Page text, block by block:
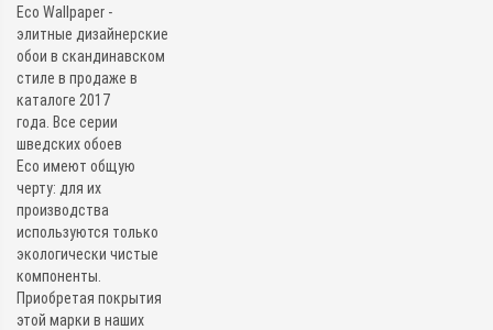
Eco Wallpaper -
элитные дизайнерские
обои в скандинавском
стиле в продаже в
каталоге 2017
года. Все серии
шведских обоев
Eco имеют общую
черту: для их
производства
используются только
экологически чистые
компоненты.
Приобретая покрытия
этой марки в наших